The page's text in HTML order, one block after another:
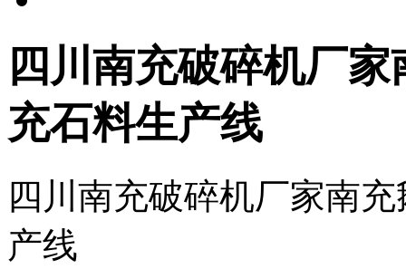
四川南充破碎机厂
充石料生产线
四川南充破碎机厂家南
产线